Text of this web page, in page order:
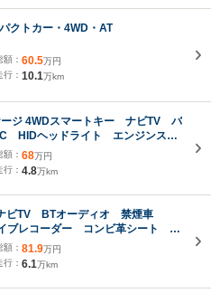
クトカー・4WD・AT
額： 60.5万円
行： 10.1万km
ージ 4WDスマートキー ナビTV バ
HIDヘッドライト エンジンスタ
イブレコーダー レーダー 夏冬タ
額： 68万円
行： 4.8万km
ビTV BTオーディオ 禁煙車
ブレコーダー コンビ革シート セ
&11スピーカー アームレストコン
DAD17インチAW ローダウンサ
額： 81.9万円
行： 6.1万km